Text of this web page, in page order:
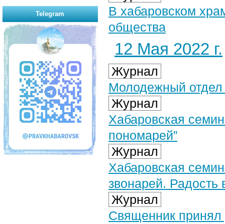
В хабаровском
общества
12 Мая 2022 г.
Журнал
Молодежный отдел
Журнал
Хабаровская
пономарей”
Журнал
Хабаровская
звонарей. Радость
Журнал
Священник
Telegram